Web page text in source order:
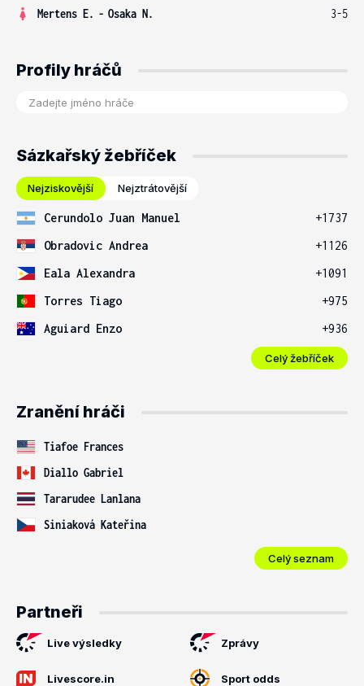
Mertens E. - Osaka N. 3-5
Profily hráčů
Sázkařský žebříček
Nejziskovější Nejztrátovější
Cerundolo Juan Manuel
+1737
Obradovic Andrea
+1126
Eala Alexandra
+1091
Torres Tiago
+975
Aguiard Enzo
+936
Celý žebříček
Zranění hráči
Tiafoe Frances
Diallo Gabriel
Tararudee Lanlana
Siniaková Kateřina
Celý seznam
Partneři
Live výsledky Zprávy
Livescore.in Sport odds